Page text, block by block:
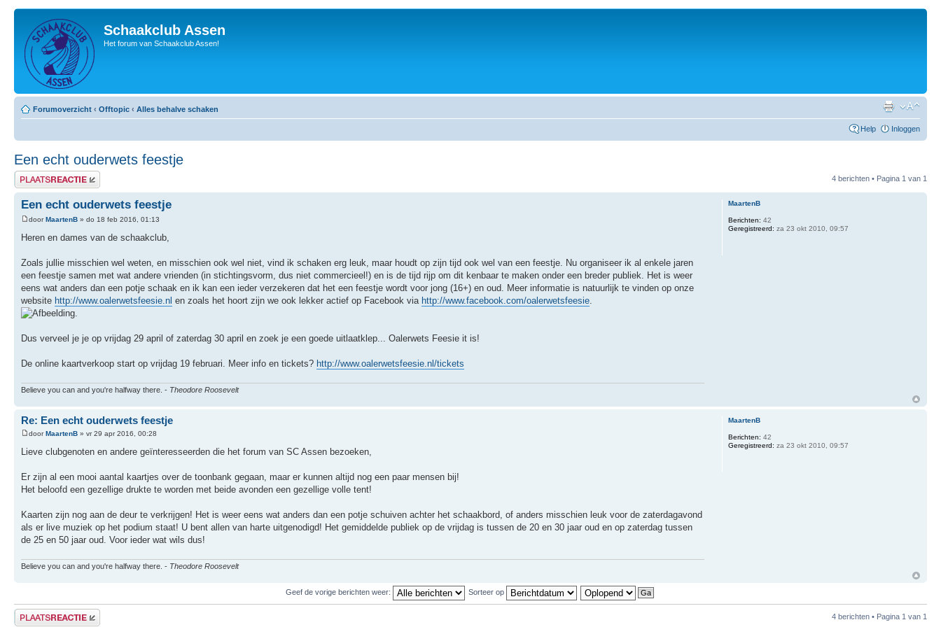
Schaakclub Assen
Het forum van Schaakclub Assen!
Forumoverzicht ‹ Offtopic ‹ Alles behalve schaken
Help Inloggen
Een echt ouderwets feestje
Plaats een reactie 4 berichten • Pagina 1 van 1
Een echt ouderwets feestje
doorMaartenB » do 18 feb 2016, 01:13
Heren en dames van de schaakclub,
Zoals jullie misschien wel weten, en misschien ook wel niet, vind ik schaken erg leuk, maar houdt op zijn tijd ook wel van een feestje. Nu organiseer ik al enkele jaren
een feestje samen met wat andere vrienden (in stichtingsvorm, dus niet commercieel!) en is de tijd rijp om dit kenbaar te maken onder een breder publiek. Het is weer
eens wat anders dan een potje schaak en ik kan een ieder verzekeren dat het een feestje wordt voor jong (16+) en oud. Meer informatie is natuurlijk te vinden op onze
website http://www.oalerwetsfeesie.nl en zoals het hoort zijn we ook lekker actief op Facebook via http://www.facebook.com/oalerwetsfeesie.
.
Dus verveel je je op vrijdag 29 april of zaterdag 30 april en zoek je een goede uitlaatklep... Oalerwets Feesie it is!
De online kaartverkoop start op vrijdag 19 februari. Meer info en tickets? http://www.oalerwetsfeesie.nl/tickets
Believe you can and you're halfway there. - Theodore Roosevelt
MaartenB
Berichten: 42
Geregistreerd: za 23 okt 2010, 09:57
Re: Een echt ouderwets feestje
doorMaartenB » vr 29 apr 2016, 00:28
Lieve clubgenoten en andere geïnteresseerden die het forum van SC Assen bezoeken,
Er zijn al een mooi aantal kaartjes over de toonbank gegaan, maar er kunnen altijd nog een paar mensen bij!
Het beloofd een gezellige drukte te worden met beide avonden een gezellige volle tent!
Kaarten zijn nog aan de deur te verkrijgen! Het is weer eens wat anders dan een potje schuiven achter het schaakbord, of anders misschien leuk voor de zaterdagavond
als er live muziek op het podium staat! U bent allen van harte uitgenodigd! Het gemiddelde publiek op de vrijdag is tussen de 20 en 30 jaar oud en op zaterdag tussen
de 25 en 50 jaar oud. Voor ieder wat wils dus!
Believe you can and you're halfway there. - Theodore Roosevelt
MaartenB
Berichten: 42
Geregistreerd: za 23 okt 2010, 09:57
Geef de vorige berichten weer: Sorteer op
Plaats een reactie 4 berichten • Pagina 1 van 1